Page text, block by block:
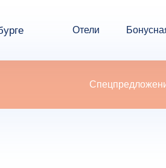
Отели